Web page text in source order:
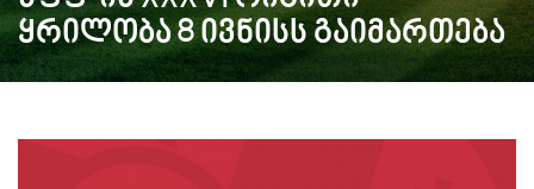
ყრილობა 8 ივნისს გაიმართება